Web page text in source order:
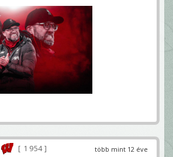
több mint 12 éve
1 954